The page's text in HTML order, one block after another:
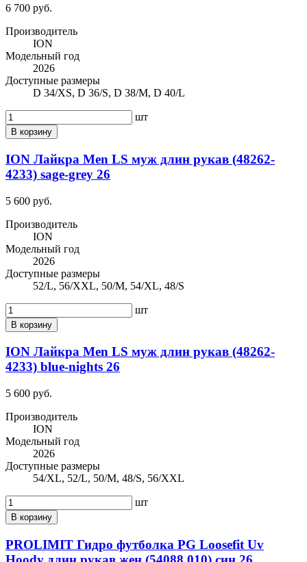
6 700 руб.
Производитель
ION
Модельный год
2026
Доступные размеры
D 34/XS, D 36/S, D 38/M, D 40/L
шт
В корзину
ION Лайкра Men LS муж длин рукав (48262-
4233) sage-grey 26
5 600 руб.
Производитель
ION
Модельный год
2026
Доступные размеры
52/L, 56/XXL, 50/M, 54/XL, 48/S
шт
В корзину
ION Лайкра Men LS муж длин рукав (48262-
4233) blue-nights 26
5 600 руб.
Производитель
ION
Модельный год
2026
Доступные размеры
54/XL, 52/L, 50/M, 48/S, 56/XXL
шт
В корзину
PROLIMIT Гидро футболка PG Loosefit Uv